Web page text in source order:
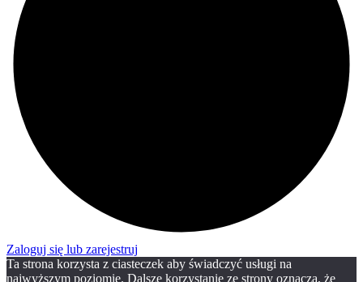
Zaloguj się lub zarejestruj
Ta strona korzysta z ciasteczek aby świadczyć usługi na
najwyższym poziomie. Dalsze korzystanie ze strony oznacza, że